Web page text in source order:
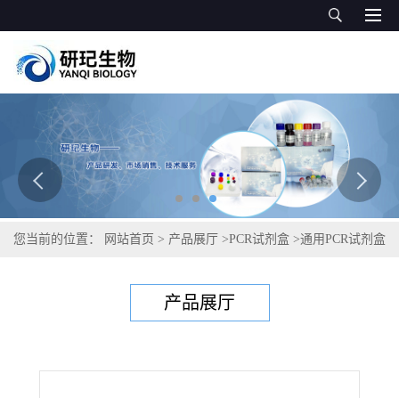
您当前的位置： 网站首页 > 产品展厅 >PCR试剂盒 >通用PCR试剂盒
产品展厅